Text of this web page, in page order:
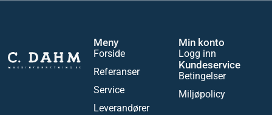
Meny
Forside
Referanser
Service
Leverandører
Min konto
Logg inn
Kundeservice
Betingelser
Miljøpolicy